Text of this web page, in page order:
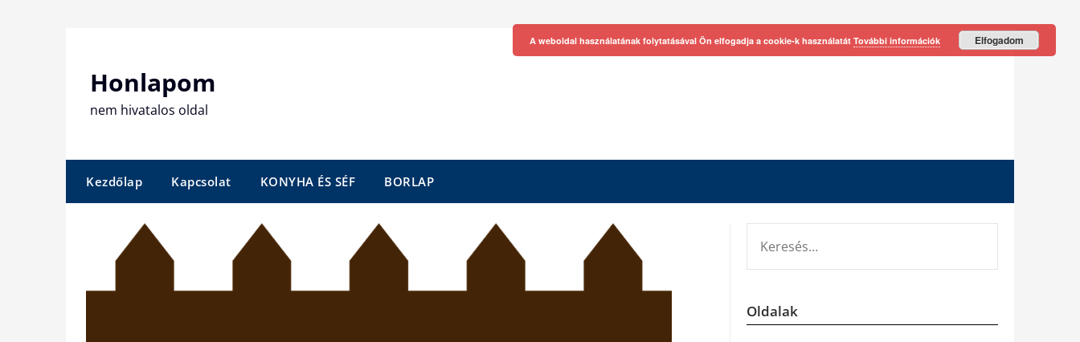
Honlapom
nem hivatalos oldal
Kezdőlap Kapcsolat KONYHA ÉS SÉF BORLAP
Oldalak
A weboldal használatának folytatásával Ön elfogadja a cookie-k használatát További információk Elfogadom